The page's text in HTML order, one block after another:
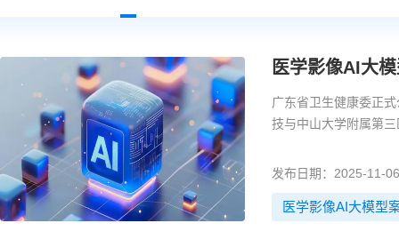
医学影像AI大
广东省卫生健康委正
技与中山大学附属第
发布日期：2025-11-06
医学影像AI大模型